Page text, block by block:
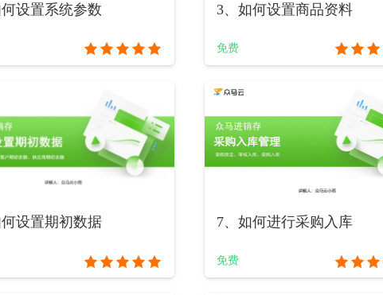
设置系统参数 3、如何设置商品资料
免费
设置期初数据 7、如何进行采购入库
免费